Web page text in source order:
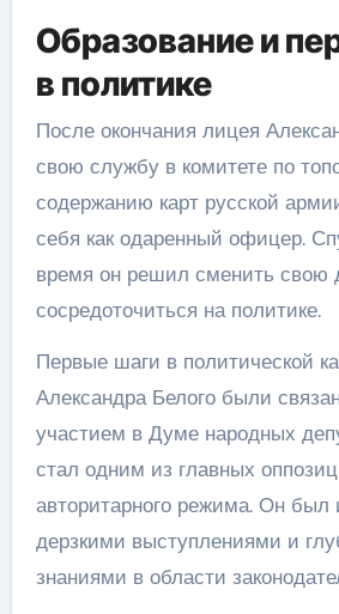
Образование и
в политике
После окончания лицея
свою службу в комитете по
содержанию карт русской
себя как одаренный офицер.
время он решил сменить свою
сосредоточиться на политике.
Первые шаги в политической
Александра Белого были
участием в Думе народных
стал одним из главных
авторитарного режима. Он был
дерзкими выступлениями и
знаниями в области